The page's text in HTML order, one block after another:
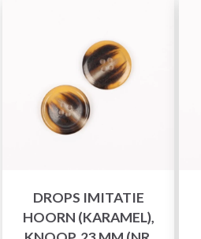
DROPS IMITATIE
HOORN (KARAMEL),